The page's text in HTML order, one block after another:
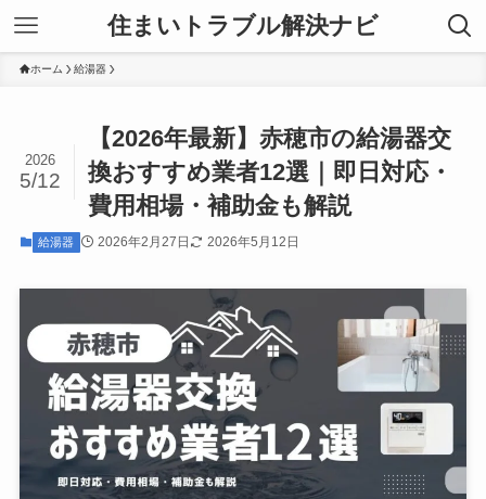
住まいトラブル解決ナビ
ホーム 給湯器
【2026年最新】赤穂市の給湯器交
換おすすめ業者12選｜即日対応・
費用相場・補助金も解説
2026
5/12
給湯器 2026年2月27日 2026年5月12日